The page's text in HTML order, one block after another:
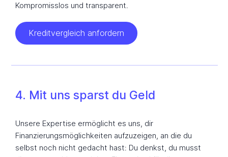
Kompromisslos und transparent.
Kreditvergleich anfordern
4. Mit uns sparst du Geld
Unsere Expertise ermöglicht es uns, dir
Finanzierungsmöglichkeiten aufzuzeigen, an die du
selbst noch nicht gedacht hast: Du denkst, du musst